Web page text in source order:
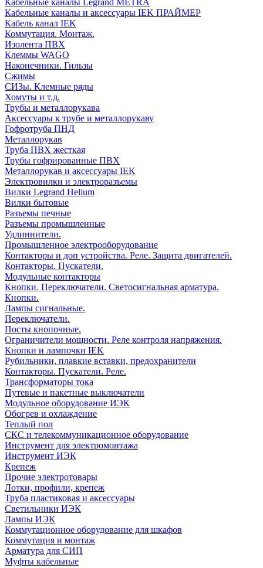
Кабельные каналы и аксессуары IEK ПРАЙМЕР
Кабель канал IEK
Коммутация. Монтаж.
Изолента ПВХ
Клеммы WAGO
Наконечники. Гильзы
Сжимы
СИЗы. Клемные ряды
Хомуты и т.д.
Трубы и металлорукава
Аксессуары к трубе и металлорукаву
Гофротруба ПНД
Металлорукав
Труба ПВХ жесткая
Трубы гофрированные ПВХ
Металлорукав и аксессуары IEK
Электровилки и электроразъемы
Вилки Legrand Helium
Вилки бытовые
Разъемы печные
Разъемы промышленные
Удлиннители.
Промышленное электрооборудование
Контакторы и доп устройства. Реле. Защита двигателей.
Контакторы. Пускатели.
Модульные контакторы
Кнопки. Переключатели. Светосигнальная арматура.
Кнопки.
Лампы сигнальные.
Переключатели.
Посты кнопочные.
Ограничители мощности. Реле контроля напряжения.
Кнопки и лампочки IEK
Рубильники, плавкие вставки, предохранители
Контакторы. Пускатели. Реле.
Трансформаторы тока
Путевые и пакетные выключатели
Модульное оборудование ИЭК
Обогрев и охлаждение
Теплый пол
СКС и телекоммуникационное оборудование
Инструмент для электромонтажа
Инструмент ИЭК
Крепеж
Прочие электротовары
Лотки, профили, крепеж
Труба пластиковая и аксессуары
Светильники ИЭК
Лампы ИЭК
Коммутационное оборудование для шкафов
Коммутация и монтаж
Арматура для СИП
Муфты кабельные